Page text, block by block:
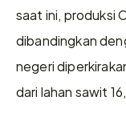
saat ini, produksi
dibandingkan
negeri
dari lahan sawit